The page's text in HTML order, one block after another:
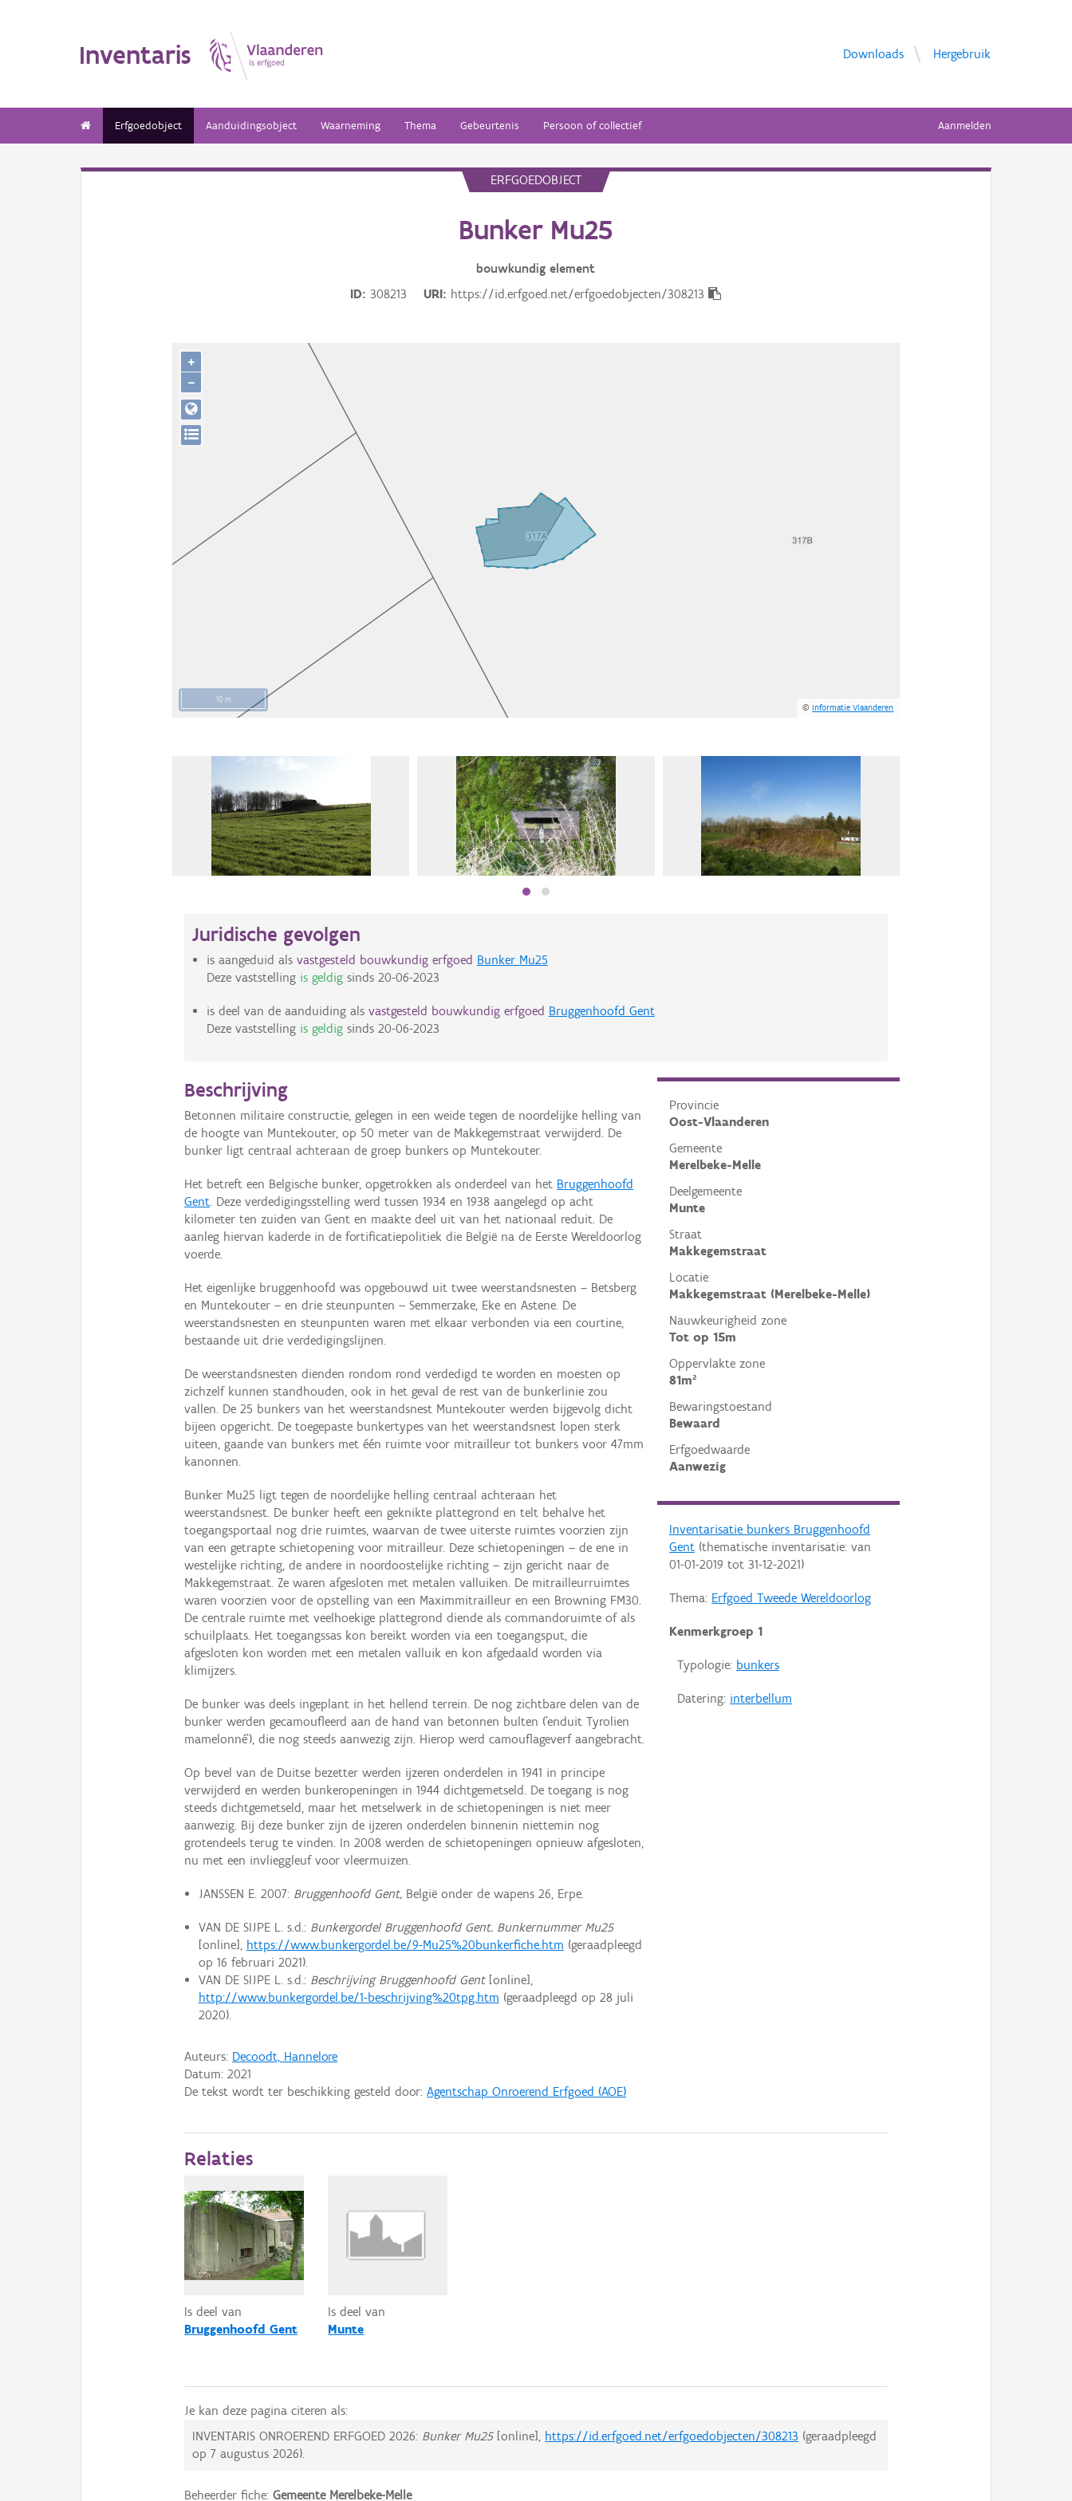
Inventaris Downloads Hergebruik
Erfgoedobject Aanduidingsobject Waarneming Thema Gebeurtenis Persoon of collectief Aanmelden
ERFGOEDOBJECT
Bunker Mu25
bouwkundig element
ID
308213 URI https://id.erfgoed.net/erfgoedobjecten/308213
10 m
©Informatie Vlaanderen
+
−
Juridische gevolgen
is aangeduid als vastgesteld bouwkundig erfgoed Bunker Mu25
Deze vaststelling is geldigsinds 20-06-2023
is deel van de aanduiding als vastgesteld bouwkundig erfgoed Bruggenhoofd Gent
Deze vaststelling is geldigsinds 20-06-2023
Provincie
Oost-Vlaanderen
Gemeente
Merelbeke-Melle
Deelgemeente
Munte
Straat
Makkegemstraat
Locatie
Makkegemstraat (Merelbeke-Melle)
Nauwkeurigheid zone
Tot op 15m
Oppervlakte zone
81m²
Bewaringstoestand
Bewaard
Erfgoedwaarde
Aanwezig
Inventarisatie bunkers Bruggenhoofd
Gent(thematische inventarisatie: van
01-01-2019 tot 31-12-2021)
Thema: Erfgoed Tweede Wereldoorlog
Kenmerkgroep 1
Typologie: bunkers
Datering: interbellum
Beschrijving
Betonnen militaire constructie, gelegen in een weide tegen de noordelijke helling van
de hoogte van Muntekouter, op 50 meter van de Makkegemstraat verwijderd. De
bunker ligt centraal achteraan de groep bunkers op Muntekouter.
Het betreft een Belgische bunker, opgetrokken als onderdeel van het Bruggenhoofd
Gent. Deze verdedigingsstelling werd tussen 1934 en 1938 aangelegd op acht
kilometer ten zuiden van Gent en maakte deel uit van het nationaal reduit. De
aanleg hiervan kaderde in de fortificatiepolitiek die België na de Eerste Wereldoorlog
voerde.
Het eigenlijke bruggenhoofd was opgebouwd uit twee weerstandsnesten – Betsberg
en Muntekouter – en drie steunpunten – Semmerzake, Eke en Astene. De
weerstandsnesten en steunpunten waren met elkaar verbonden via een courtine,
bestaande uit drie verdedigingslijnen.
De weerstandsnesten dienden rondom rond verdedigd te worden en moesten op
zichzelf kunnen standhouden, ook in het geval de rest van de bunkerlinie zou
vallen. De 25 bunkers van het weerstandsnest Muntekouter werden bijgevolg dicht
bijeen opgericht. De toegepaste bunkertypes van het weerstandsnest lopen sterk
uiteen, gaande van bunkers met één ruimte voor mitrailleur tot bunkers voor 47mm
kanonnen.
Bunker Mu25 ligt tegen de noordelijke helling centraal achteraan het
weerstandsnest. De bunker heeft een geknikte plattegrond en telt behalve het
toegangsportaal nog drie ruimtes, waarvan de twee uiterste ruimtes voorzien zijn
van een getrapte schietopening voor mitrailleur. Deze schietopeningen – de ene in
westelijke richting, de andere in noordoostelijke richting – zijn gericht naar de
Makkegemstraat. Ze waren afgesloten met metalen valluiken. De mitrailleurruimtes
waren voorzien voor de opstelling van een Maximmitrailleur en een Browning FM30.
De centrale ruimte met veelhoekige plattegrond diende als commandoruimte of als
schuilplaats. Het toegangssas kon bereikt worden via een toegangsput, die
afgesloten kon worden met een metalen valluik en kon afgedaald worden via
klimijzers.
De bunker was deels ingeplant in het hellend terrein. De nog zichtbare delen van de
bunker werden gecamoufleerd aan de hand van betonnen bulten ('enduit Tyrolien
mamelonné'), die nog steeds aanwezig zijn. Hierop werd camouflageverf aangebracht.
Op bevel van de Duitse bezetter werden ijzeren onderdelen in 1941 in principe
verwijderd en werden bunkeropeningen in 1944 dichtgemetseld. De toegang is nog
steeds dichtgemetseld, maar het metselwerk in de schietopeningen is niet meer
aanwezig. Bij deze bunker zijn de ijzeren onderdelen binnenin niettemin nog
grotendeels terug te vinden. In 2008 werden de schietopeningen opnieuw afgesloten,
nu met een invlieggleuf voor vleermuizen.
JANSSEN E. 2007: Bruggenhoofd Gent,België onder de wapens 26, Erpe.
VAN DE SIJPE L. s.d.: Bunkergordel Bruggenhoofd Gent. Bunkernummer Mu25
[online], https://www.bunkergordel.be/9-Mu25%20bunkerfiche.htm (geraadpleegd
op 16 februari 2021).
VAN DE SIJPE L. s.d.: Beschrijving Bruggenhoofd Gent[online],
http://www.bunkergordel.be/1-beschrijving%20tpg.htm (geraadpleegd op 28 juli
2020).
Auteurs: Decoodt, Hannelore
Datum:2021
De tekst wordt ter beschikking gesteld door:Agentschap Onroerend Erfgoed (AOE)
Relaties
Is deel van
Bruggenhoofd Gent
Is deel van
Munte
Je kan deze pagina citeren als:
INVENTARIS ONROEREND ERFGOED 2026: Bunker Mu25[online], https://id.erfgoed.net/erfgoedobjecten/308213 (geraadpleegd
op7 augustus 2026).
Beheerder fiche:Gemeente Merelbeke-Melle